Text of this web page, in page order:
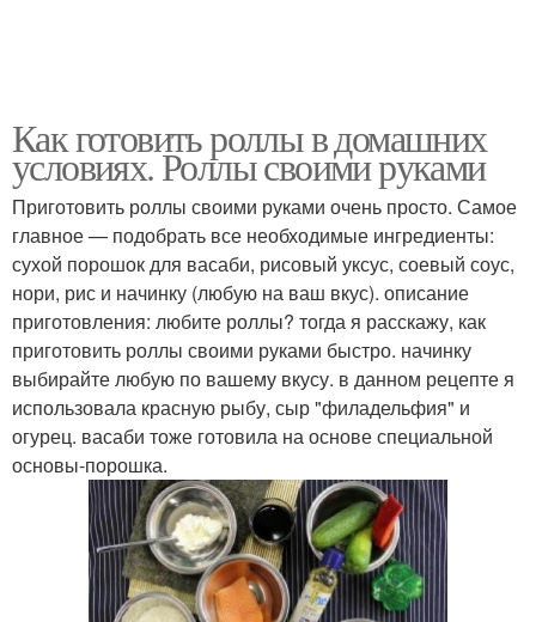
Как готовить роллы в домашних
условиях. Роллы своими руками
Приготовить роллы своими руками очень просто. Самое
главное — подобрать все необходимые ингредиенты:
сухой порошок для васаби, рисовый уксус, соевый соус,
нори, рис и начинку (любую на ваш вкус). описание
приготовления: любите роллы? тогда я расскажу, как
приготовить роллы своими руками быстро. начинку
выбирайте любую по вашему вкусу. в данном рецепте я
использовала красную рыбу, сыр "филадельфия" и
огурец. васаби тоже готовила на основе специальной
основы-порошка.